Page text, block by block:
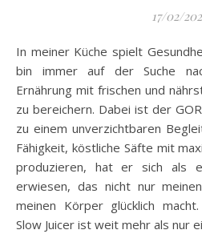
17/02/
In meiner Küche spielt Gesundheit eine zentrale Rolle. Ich
bin immer auf der Suche
Ernährung mit frischen und
zu bereichern. Dabei ist der
zu einem unverzichtbaren
Fähigkeit, köstliche Säfte mit
produzieren, hat er sich als
erwiesen, das nicht nur
meinen Körper glücklich macht.
Slow Juicer ist weit mehr als nur